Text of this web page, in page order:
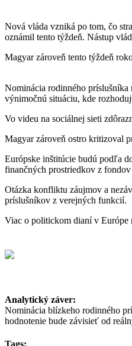
Nová vláda vzniká po tom, čo
oznámil tento týždeň. Nástup
Magyar zároveň tento týždeň
Nominácia rodinného
výnimočnú situáciu, kde
Vo videu na sociálnej sieti
Magyar zároveň ostro kritizoval
Európske inštitúcie budú podľa
finančných prostriedkov z
Otázka konfliktu záujmov a
príslušníkov z verejných funkcií.
Viac o politickom dianí v Európe
Analytický záver:
Nominácia blízkeho rodinného
hodnotenie bude závisieť od
Tags: